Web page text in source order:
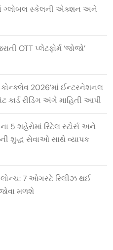
ગ્લોબલ સ્કેલની એક્શન અને
OTT પ્લેટફોર્મ ‘જોજો’
2026’માં ઈન્ટરનેશનલ
કાર્ડ રીડિંગ અંગે માહિતી આપી
5 શહેરોમાં રિટેલ સ્ટોર્સ અને
શુદ્ધ સેવાઓ સાથે વ્યાપક
લોન્ચ: 7 ઓગસ્ટે રિલીઝ થઈ
મળશે